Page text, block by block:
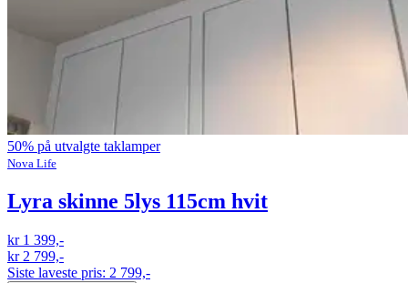
50% på utvalgte taklamper
Nova Life
Lyra skinne 5lys 115cm hvit
kr 1 399,-
kr 2 799,-
Siste laveste pris: 2 799,-